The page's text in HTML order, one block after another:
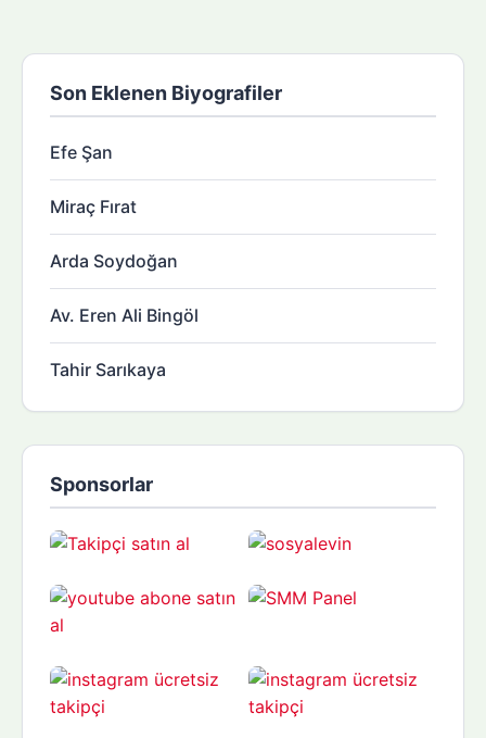
Son Eklenen Biyografiler
Efe Şan
Miraç Fırat
Arda Soydoğan
Av. Eren Ali Bingöl
Tahir Sarıkaya
Sponsorlar